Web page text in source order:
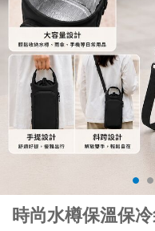
時尚水樽保溫保